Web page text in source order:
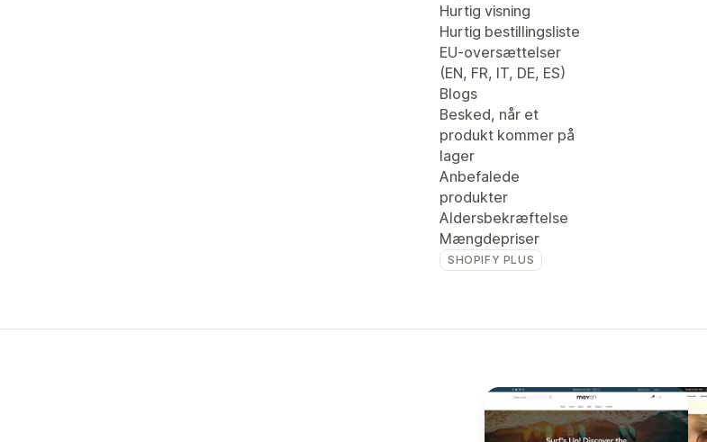
Hurtig visning
Hurtig bestillingsliste
EU-oversættelser
(EN, FR, IT, DE, ES)
Blogs
Besked, når et
produkt kommer på
lager
Anbefalede
produkter
Aldersbekræftelse
Mængdepriser
SHOPIFY PLUS